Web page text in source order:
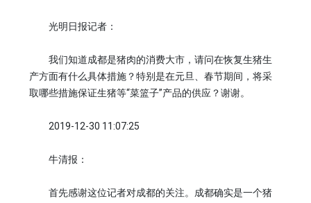
光明日报记者：
我们知道成都是猪肉的消费大市，请问在恢复生猪生
产方面有什么具体措施？特别是在元旦、春节期间，将采
取哪些措施保证生猪等“菜篮子”产品的供应？谢谢。
2019-12-30 11:07:25
牛清报：
首先感谢这位记者对成都的关注。成都确实是一个猪